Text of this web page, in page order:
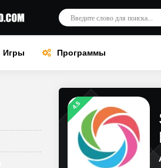
Игры Программы
4.5